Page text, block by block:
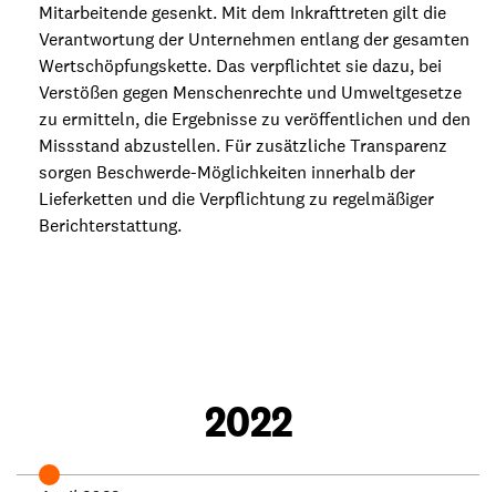
Mitarbeitende gesenkt. Mit dem Inkrafttreten gilt die
Verantwortung der Unternehmen entlang der gesamten
Wertschöpfungskette. Das verpflichtet sie dazu, bei
Verstößen gegen Menschenrechte und Umweltgesetze
zu ermitteln, die Ergebnisse zu veröffentlichen und den
Missstand abzustellen. Für zusätzliche Transparenz
sorgen Beschwerde-Möglichkeiten innerhalb der
Lieferketten und die Verpflichtung zu regelmäßiger
Berichterstattung.
2022